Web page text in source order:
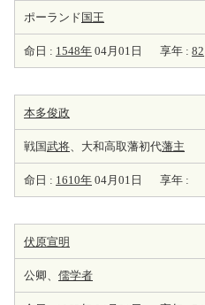
ポーランド 国王
命日 : 1548年 04月01日 享年 : 82
本多俊政
戦国武将、大和高取藩初代藩主
命日 : 1610年 04月01日 享年 :
伏原宣明
公卿、 儒学者